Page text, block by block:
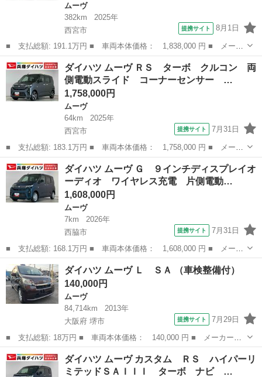
ムーヴ
382km
2025年
西宮市
提携サイト 8月1日
■ 支払総額: 191.1万円 ■ 車両本体価格： 1,838,000 円 ■ メーカ
ー名： ダイハツ ■ 車種名： ムーヴ ■ グレード名： ＲＳ タ
ーボ ９インチディスプレイオーディオ ワイヤレス充電 １年保
証 ９イン...
兵庫 西宮市 ムーヴ
ダイハツ ムーヴ ＲＳ ターボ クルコン 両
側電動スライド コーナーセンサー …
1,758,000円
ムーヴ
64km
2025年
西宮市
提携サイト 7月31日
■ 支払総額: 183.1万円 ■ 車両本体価格： 1,758,000 円 ■ メーカ
ー名： ダイハツ ■ 車種名： ムーヴ ■ グレード名： ＲＳ タ
ーボ クルコン 両側電動スライド コーナーセンサー 走行無制限
１年保証...
兵庫 西宮市 ムーヴ
ダイハツ ムーヴ Ｇ ９インチディスプレイオ
ーディオ ワイヤレス充電 片側電動…
1,608,000円
ムーヴ
7km
2026年
西脇市
提携サイト 7月31日
■ 支払総額: 168.1万円 ■ 車両本体価格： 1,608,000 円 ■ メーカ
ー名： ダイハツ ■ 車種名： ムーヴ ■ グレード名： Ｇ ９イ
ンチディスプレイオーディオ ワイヤレス充電 片側電動 １年保
証 ９イン...
兵庫 西脇市 ムーヴ
ダイハツ ムーヴ Ｌ ＳＡ （車検整備付）
140,000円
ムーヴ
84,714km
2013年
大阪府 堺市
提携サイト 7月29日
■ 支払総額: 18万円 ■ 車両本体価格： 140,000 円 ■ メーカー
名： ダイハツ ■ 車種名： ムーヴ ■ グレード名： Ｌ ＳＡ
■ 排気量： 660cc ■ ドア枚数： 5D ■ ミッション： CVT ■ ...
大阪 堺市 ムーヴ
ダイハツ ムーヴ カスタム ＲＳ ハイパーリ
ミテッドＳＡＩＩＩ ターボ ナビ …